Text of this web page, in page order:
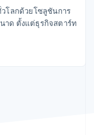
าง
าน
โลกด้วยโซลูชันการ
าด ตั้งแต่ธุรกิจสตาร์ท